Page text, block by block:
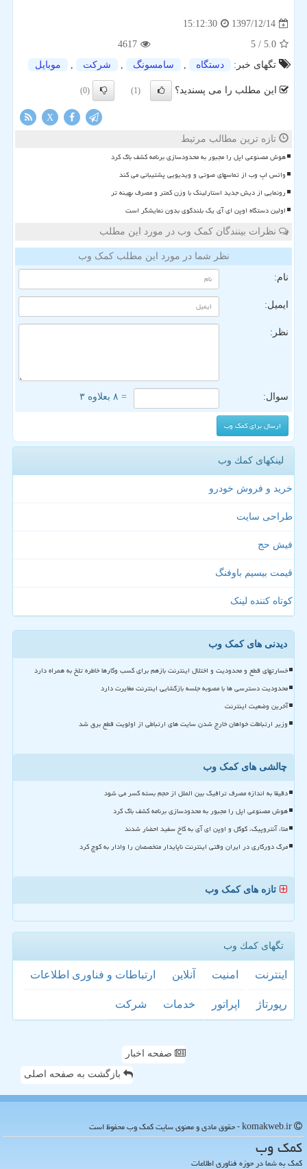
1397/12/14
15:12:30
5.0
/ 5
4617
تگهای خبر:
دستگاه , سامسونگ , شركت , موبایل
این مطلب را می پسندید؟ (1)
(0)
X
تازه ترین مطالب مرتبط
هوش مصنوعی اپل را مجبور به محدودسازی برنامه کشف باگ کرد
واتس اپ وب از تماسهای صوتی و ویدیویی پشتیبانی می کند
رونمایی از دیش جدید استارلینک با وزن کمتر و مصرف بهینه تر
اولین دستگاه اوپن ای آی یک بلندگوی بدون نمایشگر است
نظرات بینندگان کمک وب در مورد این مطلب
نظر شما در مورد این مطلب کمک وب
نام:
ایمیل:
نظر:
سوال: = ۸ بعلاوه ۳
لینکهای كمك وب
خرید و فروش خودرو
طراحی سایت
فیش حج
قیمت بیسیم باوفنگ
کوتاه کننده لینک
دیدنی های کمک وب
خسارتهای قطع و محدودیت و اختلال اینترنت بازهم برای کسب وکارها خاطره تلخ به همراه دارد
محدودیت دسترسی ها با مصوبه جلسه بازگشایی اینترنت مغایرت دارد
آخرین وضعیت اینترنت
وزیر ارتباطات خواهان خارج شدن سایت های ارتباطی از اولویت قطع برق شد
چالشی های کمک وب
دقیقا به اندازه مصرف ترافیک بین الملل از حجم بسته کسر می شود
هوش مصنوعی اپل را مجبور به محدودسازی برنامه کشف باگ کرد
متا، آنتروپیک، گوگل و اوپن ای آی به کاخ سفید احضار شدند
مرگ دورکاری در ایران وقتی اینترنت ناپایدار متخصصان را وادار به کوچ کرد
تازه های کمک وب
تگهای كمك وب
اینترنت امنیت آنلاین ارتباطات و فناوری اطلاعات
رپورتاژ اپراتور خدمات شركت
صفحه اخبار
بازگشت به صفحه اصلی
كمك وب
کمک به شما در حوزه فناوری اطلاعات